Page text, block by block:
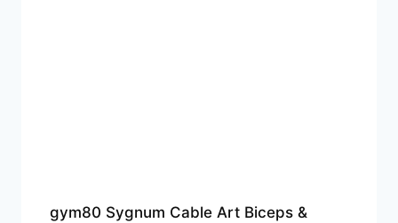
gym80 Sygnum Cable Art Biceps &